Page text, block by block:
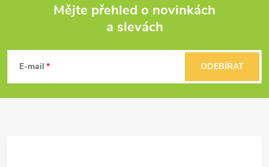
p
Mějte přehled o novinkách
a slevách
E-mail ODEBÍRAT